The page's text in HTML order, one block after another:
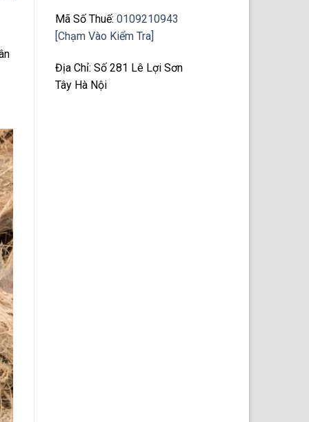
Mã Số Thuế: 0109210943
[Chạm Vào Kiểm Tra]
Địa Chỉ: Số 281 Lê Lợi Sơn
Tây Hà Nội